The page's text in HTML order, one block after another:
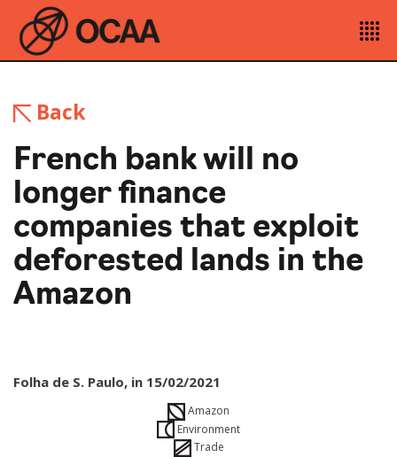
Back
French bank will no
longer finance
companies that exploit
deforested lands in the
Amazon
Folha de S. Paulo, in 15/02/2021
Amazon
Environment
Trade